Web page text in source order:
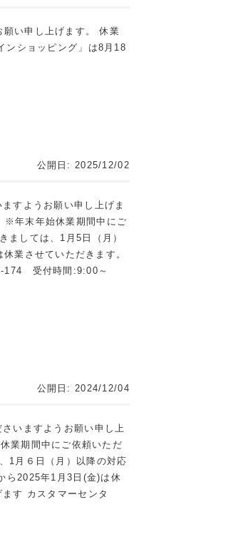
い申し上げます。 休業
ンショッピング」は8月18
公開日: 2025/12/02
すようお願い申し上げま
※年末年始休業期間中にご
ましては、1月5日（月）
業させていただきます。
174 受付時間:9:00～
公開日: 2024/12/04
いますようお願い申し上
業期間中にご依頼いただ
1 月６日（月）以降の対応
ら 2025年1 月 3 日 (金)は休
す カスタマーセンタ